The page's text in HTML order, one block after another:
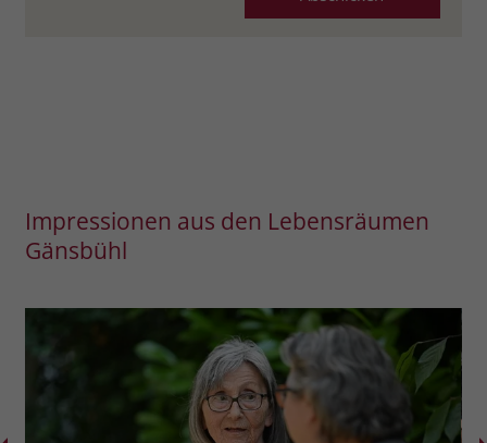
Impressionen aus den Lebensräumen
Gänsbühl